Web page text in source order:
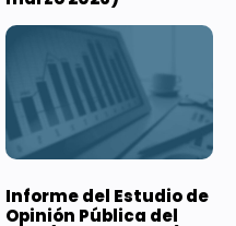
Informe del Estudio de
Opinión Pública del